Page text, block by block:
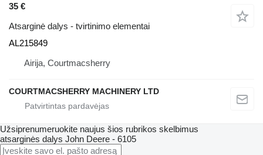
35 €
Atsarginė dalys - tvirtinimo elementai
AL215849
Airija, Courtmacsherry
COURTMACSHERRY MACHINERY LTD
Užsiprenumeruokite naujus šios rubrikos skelbimus
atsarginės dalys John Deere - 6105